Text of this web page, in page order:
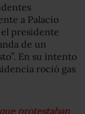
a Palacio
presidente
de un
En su intento
roció gas
protestaban